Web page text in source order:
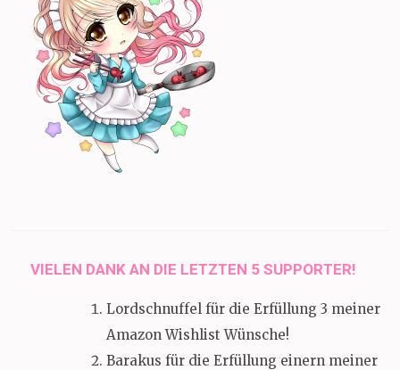
VIELEN DANK AN DIE LETZTEN 5 SUPPORTER!
Lordschnuffel für die Erfüllung 3 meiner
Amazon Wishlist Wünsche!
Barakus für die Erfüllung einern meiner